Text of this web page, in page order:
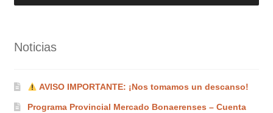
Noticias
AVISO IMPORTANTE: ¡Nos tomamos un descanso!
Programa Provincial Mercado Bonaerenses – Cuenta